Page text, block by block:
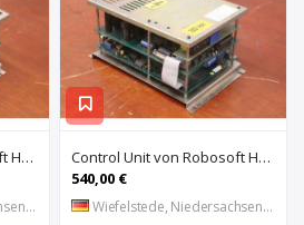
Control Unit von Robosoft HACO – 411-1153 PPES 30135
DE
Control Unit von Robosoft HACO – 411-1084 / 412-0112 / 412-0094 PPES 30135
540,00 €
Wiefelstede, Niedersachsen, DE